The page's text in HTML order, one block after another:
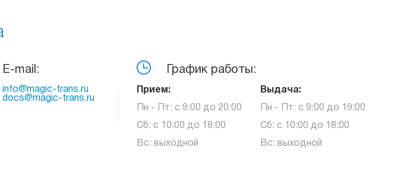
E-mail:
info@magic-trans.ru
docs@magic-trans.ru
График работы:
Прием:
Пн - Пт: с 9:00 до 20:00
Сб: с 10:00 до 18:00
Вс: выходной
Выдача:
Пн - Пт: с 9:00 до 19:00
Сб: с 10:00 до 18:00
Вс: выходной